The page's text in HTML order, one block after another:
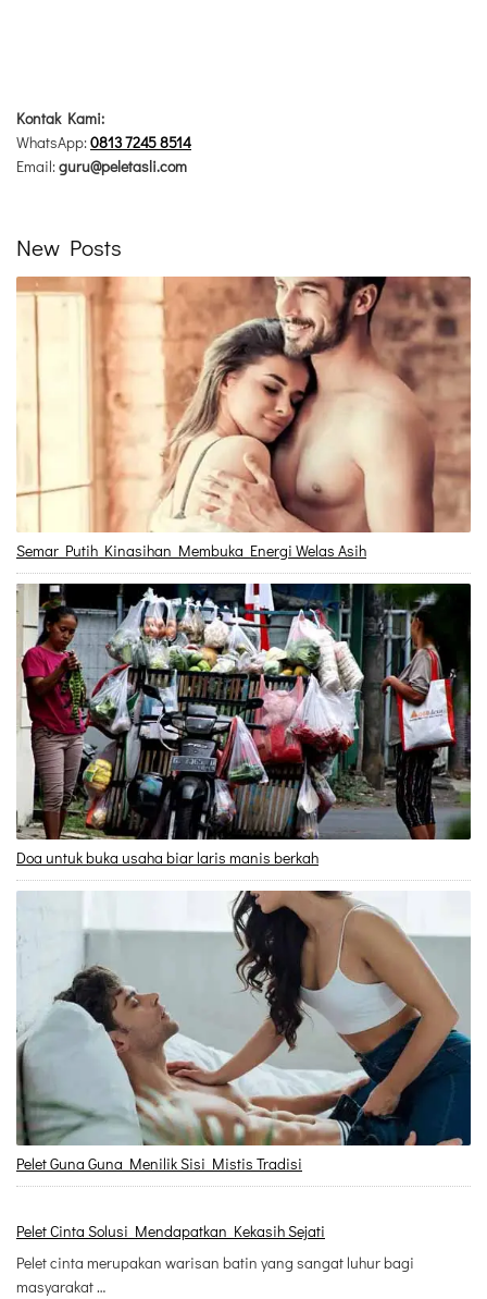
Kontak Kami:
WhatsApp:0813 7245 8514
Email:guru@peletasli.com
New Posts
Semar Putih Kinasihan Membuka Energi Welas Asih
Doa untuk buka usaha biar laris manis berkah
Pelet Guna Guna Menilik Sisi Mistis Tradisi
Pelet Cinta Solusi Mendapatkan Kekasih Sejati
Pelet cinta merupakan warisan batin yang sangat luhur bagi
masyarakat …